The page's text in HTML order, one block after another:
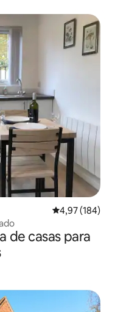
4,97 de uma
4,97 (184)
de casas para